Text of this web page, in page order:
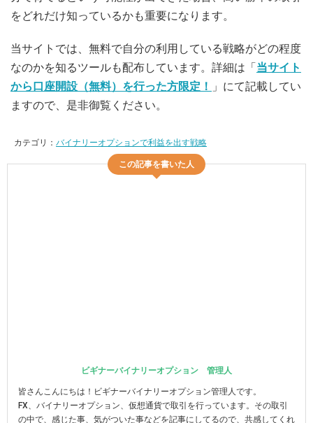
をどれだけ知っているかも重要になります。
当サイトでは、無料で自分の利用している戦略がどの程度
なのかを知るツールも配布しています。詳細は「当サイト
から口座開設（無料）を行った方限定！
」にて記載してい
ますので、是非御覧ください。
カテゴリ： バイナリーオプションで利益を出す戦略
この記事を書いた人
ビギナーバイナリーオプション 管理人
皆さんこんにちは！ビギナーバイナリーオプション管理人です。
FX、バイナリーオプション、仮想通貨で取引を行っています。その取引
の中で、感じた事、気がついた事などを記事にしてるので、共感してくれ